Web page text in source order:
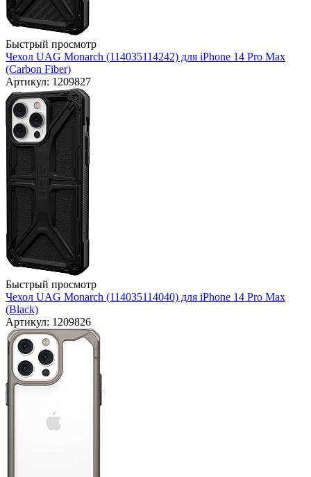
Быстрый просмотр
Чехол UAG Monarch (114035114242) для iPhone 14 Pro Max
(Carbon Fiber)
Артикул: 1209827
Быстрый просмотр
Чехол UAG Monarch (114035114040) для iPhone 14 Pro Max
(Black)
Артикул: 1209826